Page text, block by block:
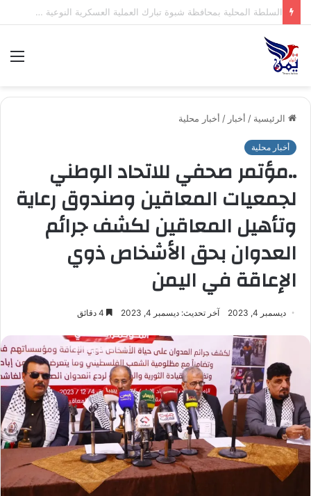
الرئيسية / أخبار / أخبار محلية
أخبار محلية
..مؤتمر صحفي للاتحاد الوطني
لجمعيات المعاقين وصندوق رعاية
وتأهيل المعاقين لكشف جرائم
العدوان بحق الأشخاص ذوي
الإعاقة في اليمن
ديسمبر 4, 2023 آخر تحديث: ديسمبر 4, 2023